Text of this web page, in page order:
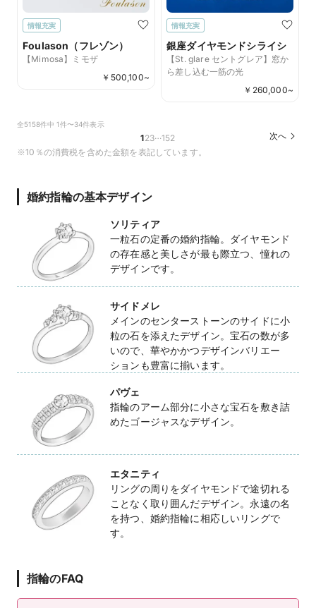
情報充実
Foulason（フレゾン）
【Mimosa】ミモザ
￥ 500,100~
情報充実
銀座ダイヤモンドシライシ
【St. glare セントグレア】窓か
ら差し込む一筋の光
￥ 260,000~
全5158件中 1件〜34件表示
123…152
次へ
※10％の消費税を含めた金額を表記しています。
婚約指輪の基本デザイン
ソリティア
一粒石の定番の婚約指輪。ダイヤモンド
の存在感と美しさが最も際立つ、憧れの
デザインです。
サイドメレ
メインのセンターストーンのサイドに小
粒の石を添えたデザイン。宝石の数が多
いので、華やかかつデザインバリエー
ションも豊富に揃います。
パヴェ
指輪のアーム部分に小さな宝石を敷き詰
めたゴージャスなデザイン。
エタニティ
リングの周りをダイヤモンドで途切れる
ことなく取り囲んだデザイン。永遠の名
を持つ、婚約指輪に相応しいリングで
す。
指輪のFAQ